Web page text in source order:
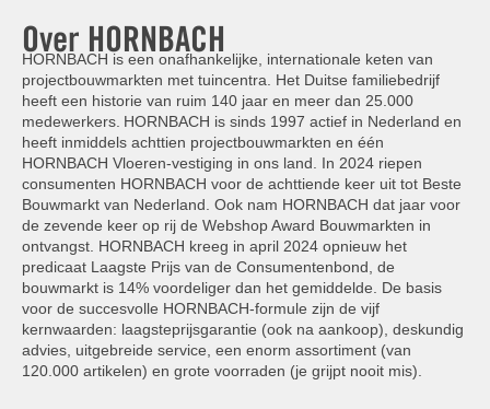
Over HORNBACH
HORNBACH is een onafhankelijke, internationale keten van
projectbouwmarkten met tuincentra. Het Duitse familiebedrijf
heeft een historie van ruim 140 jaar en meer dan 25.000
medewerkers. HORNBACH is sinds 1997 actief in Nederland en
heeft inmiddels achttien projectbouwmarkten en één
HORNBACH Vloeren-vestiging in ons land. In 2024 riepen
consumenten HORNBACH voor de achttiende keer uit tot Beste
Bouwmarkt van Nederland. Ook nam HORNBACH dat jaar voor
de zevende keer op rij de Webshop Award Bouwmarkten in
ontvangst. HORNBACH kreeg in april 2024 opnieuw het
predicaat Laagste Prijs van de Consumentenbond, de
bouwmarkt is 14% voordeliger dan het gemiddelde. De basis
voor de succesvolle HORNBACH-formule zijn de vijf
kernwaarden: laagsteprijsgarantie (ook na aankoop), deskundig
advies, uitgebreide service, een enorm assortiment (van
120.000 artikelen) en grote voorraden (je grijpt nooit mis).